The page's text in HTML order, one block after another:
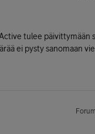
tulee päivittymään
ei pysty sanomaan